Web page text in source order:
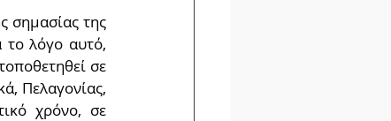
σημασίας της
το λόγο αυτό,
σε
Πελαγονίας,
χρόνο, σε